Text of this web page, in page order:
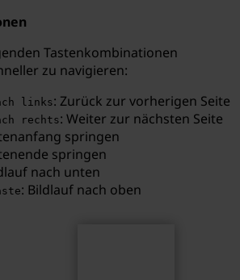
Tastenkombinationen
zu navigieren:
links: Zurück zur vorherigen Seite
rechts: Weiter zur nächsten Seite
springen
springen
nach unten
: Bildlauf nach oben